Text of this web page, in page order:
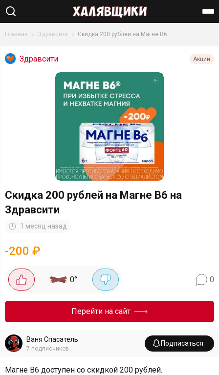
Главная Здравсити Скидка 200 рублей на Магне В6
Здравсити Акции
Скидка 200 рублей на Магне В6 на
Здравсити
1 месяц назад
-200 ₽
0° 0
Перейти на сайт
Ваня Спасатель
7 подписчиков
Подписаться
Магне В6 доступен со скидкой 200 рублей.